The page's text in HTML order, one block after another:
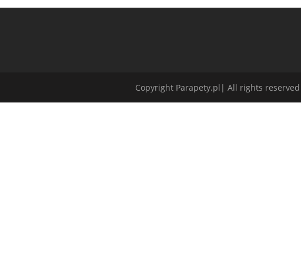
Copyright Parapety.pl| All rights reserved